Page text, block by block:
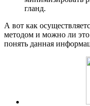
гланд.
А вот как
методом и можно ли это
понять данная